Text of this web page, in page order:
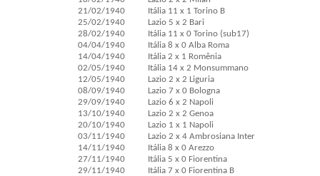
21/02/1940
25/02/1940
28/02/1940
04/04/1940
14/04/1940
02/05/1940
12/05/1940
08/09/1940
29/09/1940
13/10/1940
20/10/1940
03/11/1940
14/11/1940
27/11/1940
29/11/1940
Itália 11 x 1 Torino B
Lazio 5 x 2 Bari
Itália 11 x 0 Torino (sub17)
Itália 8 x 0 Alba Roma
Itália 2 x 1 Romênia
Itália 14 x 2 Monsummano
Lazio 2 x 2 Liguria
Lazio 7 x 0 Bologna
Lazio 6 x 2 Napoli
Lazio 2 x 2 Genoa
Lazio 1 x 1 Napoli
Lazio 2 x 4 Ambrosiana Inter
Itália 8 x 0 Arezzo
Itália 5 x 0 Fiorentina
Itália 7 x 0 Fiorentina B